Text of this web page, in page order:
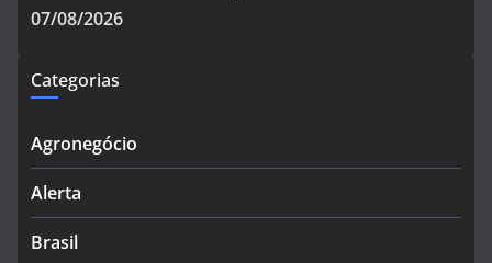
07/08/2026
Categorias
Agronegócio
Alerta
Brasil